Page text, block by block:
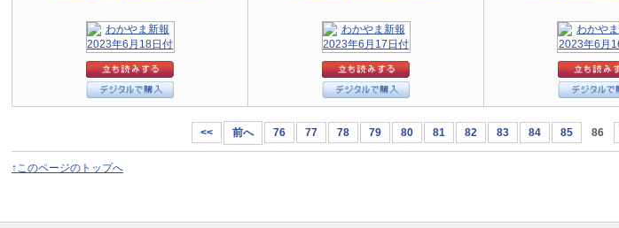
<< 前へ 76 77 78 79 80 81 82 83 84 85 86
↑このページのトップへ